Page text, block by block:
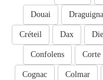
Douai
Die
Dax
Créteil
Corte
Confolens
Colmar
Cognac